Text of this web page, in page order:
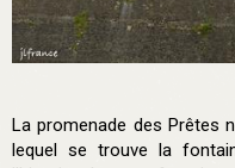
La promenade des Prêtes
lequel se trouve la